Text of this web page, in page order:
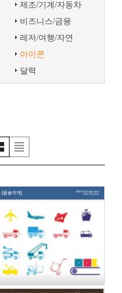
제조/기계/자동차
비즈니스/금융
레저/여행/자연
아이콘
달력